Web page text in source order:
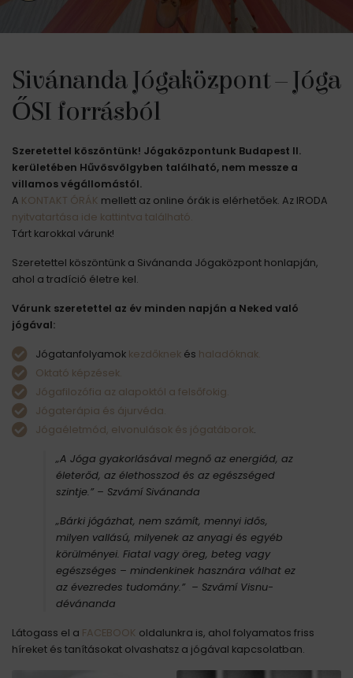
Sivánanda Jógaközpont – Jóga
ŐSI forrásból
Szeretettel köszöntünk! Jógaközpontunk Budapest II.
kerületében Hűvösvölgyben található, nem messze a
villamos végállomástól.
A KONTAKT ÓRÁK mellett az online órák is elérhetőek. Az IRODA
nyitvatartása ide kattintva található.
Tárt karokkal várunk!
Szeretettel köszöntünk a Sivánanda Jógaközpont honlapján,
ahol a tradíció életre kel.
Várunk szeretettel az év minden napján a Neked való
jógával:
Jógatanfolyamok kezdőknek és haladóknak.
Oktató képzések.
Jógafilozófia az alapoktól a felsőfokig.
Jógaterápia és ájurvéda.
Jógaéletmód, elvonulások és jógatáborok.
„A Jóga gyakorlásával megnő az energiád, az
életerőd, az élethosszod és az egészséged
szintje.” – Szvámí Sivánanda
„Bárki jógázhat, nem számít, mennyi idős,
milyen vallású, milyenek az anyagi és egyéb
körülményei. Fiatal vagy öreg, beteg vagy
egészséges – mindenkinek hasznára válhat ez
az évezredes tudomány.” – Szvámí Visnu-
dévánanda
Látogass el a FACEBOOK oldalunkra is, ahol folyamatos friss
híreket és tanításokat olvashatsz a jógával kapcsolatban.